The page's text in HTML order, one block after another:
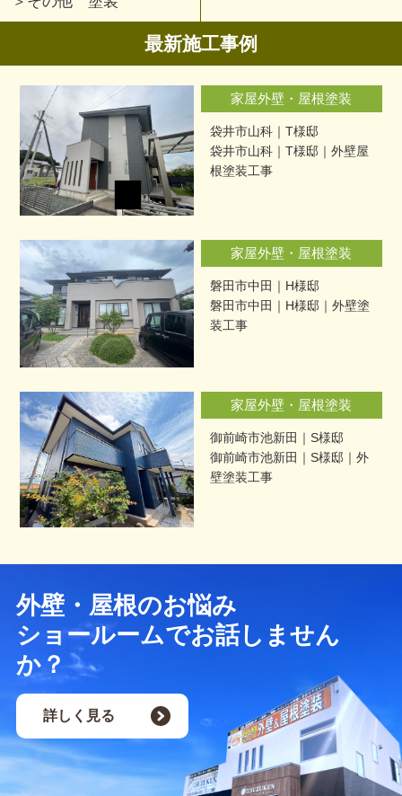
最新施工事例
家屋外壁・屋根塗装
袋井市山科｜T様邸
袋井市山科｜T様邸｜外壁屋
根塗装工事
家屋外壁・屋根塗装
磐田市中田｜H様邸
磐田市中田｜H様邸｜外壁塗
装工事
家屋外壁・屋根塗装
御前崎市池新田｜S様邸
御前崎市池新田｜S様邸｜外
壁塗装工事
外壁・屋根のお悩み
ショールームでお話しません
か？
詳しく見る